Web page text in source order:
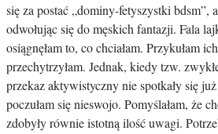
się za postać „dominy-fetyszystki bdsm”,
odwołując się do męskich fantazji. Fala
osiągnęłam to, co chciałam. Przykułam
przechytrzyłam. Jednak, kiedy tzw.
przekaz aktywistyczny nie spotkały się
poczułam się nieswojo. Pomyślałam, że
zdobyły równie istotną ilość uwagi.